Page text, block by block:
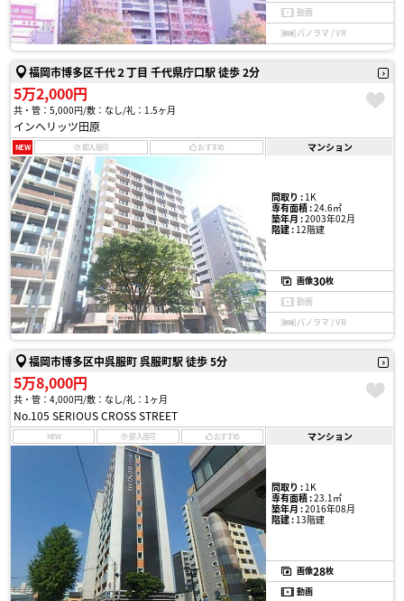
動画
パノラマ / VR
福岡市博多区千代２丁目 千代県庁口駅 徒歩 2分
5万2,000円
共・管：5,000円 敷：なし 礼：1.5ヶ月
インヘリッツ田原
NEW 即入居可 おすすめ マンション
間取り :1K
専有面積 :24.6㎡
築年月 :2003年02月
階建 :12階建
画像30枚
動画
パノラマ / VR
福岡市博多区中呉服町 呉服町駅 徒歩 5分
5万8,000円
共・管：4,000円 敷：なし 礼：1ヶ月
No.105 SERIOUS CROSS STREET
NEW 即入居可 おすすめ マンション
間取り :1K
専有面積 :23.1㎡
築年月 :2016年08月
階建 :13階建
画像28枚
動画